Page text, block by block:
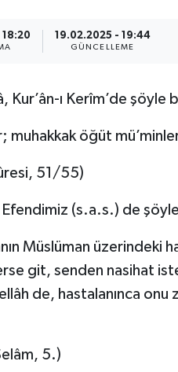
19.02.2025 - 19:44
GÜNCELLEME
Kur’ân-ı Kerîm’de şöyle
muhakkak öğüt
51/55)
Efendimiz (s.a.s.) de
Müslüman üzerindeki
git, senden nasihat
de, hastalanınca
5.)